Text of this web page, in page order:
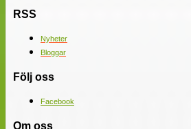
RSS
Nyheter
Bloggar
Följ oss
Facebook
Om oss